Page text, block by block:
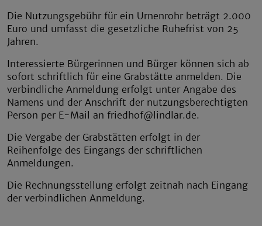
Die Nutzungsgebühr für ein Urnenrohr beträgt 2.000
Euro und umfasst die gesetzliche Ruhefrist von 25
Jahren.
Interessierte Bürgerinnen und Bürger können sich ab
sofort schriftlich für eine Grabstätte anmelden. Die
verbindliche Anmeldung erfolgt unter Angabe des
Namens und der Anschrift der nutzungsberechtigten
Person per E-Mail an friedhof@lindlar.de.
Die Vergabe der Grabstätten erfolgt in der
Reihenfolge des Eingangs der schriftlichen
Anmeldungen.
Die Rechnungsstellung erfolgt zeitnah nach Eingang
der verbindlichen Anmeldung.